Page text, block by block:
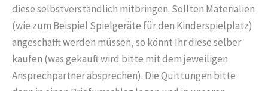
diese selbstverständlich mitbringen. Sollten Materialien
(wie zum Beispiel Spielgeräte für den Kinderspielplatz)
angeschafft werden müssen, so könnt Ihr diese selber
kaufen (was gekauft wird bitte mit dem jeweiligen
Ansprechpartner absprechen). Die Quittungen bitte